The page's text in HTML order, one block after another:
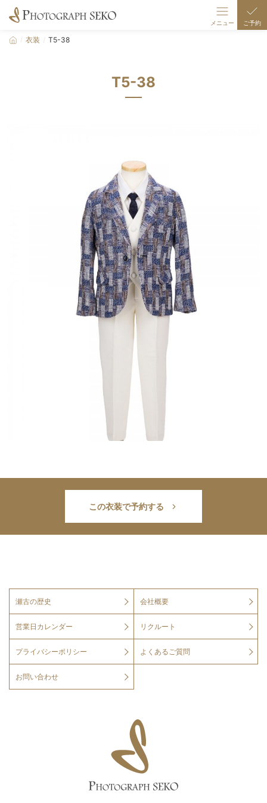
メニュー ご予約
撮影メニュー
衣装 T5-38
T5-38
この衣装で予約する
瀬古の歴史 会社概要
営業日カレンダー リクルート
プライバシーポリシー よくあるご質問
お問い合わせ